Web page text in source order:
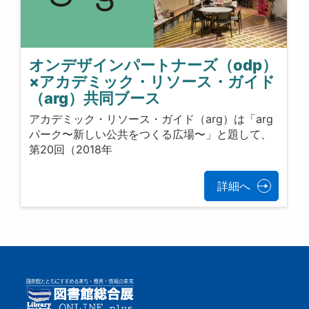
オンデザインパートナーズ（odp）
×アカデミック・リソース・ガイド
（arg）共同ブース
アカデミック・リソース・ガイド（arg）は「arg
パーク〜新しい公共をつくる広場〜」と題して、
第20回（2018年
詳細へ